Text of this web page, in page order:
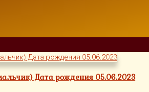
Дата рождения 05.06.2023